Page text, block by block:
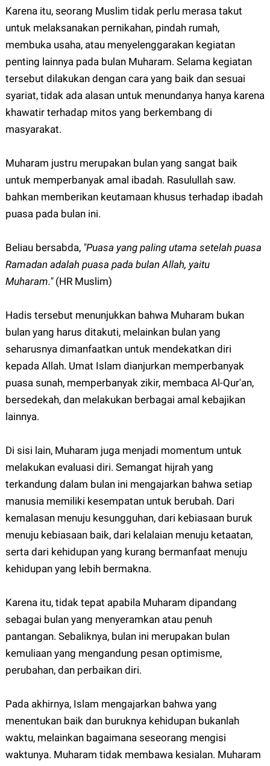
Karena itu, seorang Muslim tidak perlu merasa takut
untuk melaksanakan pernikahan, pindah rumah,
membuka usaha, atau menyelenggarakan kegiatan
penting lainnya pada bulan Muharam. Selama kegiatan
tersebut dilakukan dengan cara yang baik dan sesuai
syariat, tidak ada alasan untuk menundanya hanya karena
khawatir terhadap mitos yang berkembang di
masyarakat.
Muharam justru merupakan bulan yang sangat baik
untuk memperbanyak amal ibadah. Rasulullah saw.
bahkan memberikan keutamaan khusus terhadap ibadah
puasa pada bulan ini.
Beliau bersabda, "Puasa yang paling utama setelah puasa
Ramadan adalah puasa pada bulan Allah, yaitu
Muharam." (HR Muslim)
Hadis tersebut menunjukkan bahwa Muharam bukan
bulan yang harus ditakuti, melainkan bulan yang
seharusnya dimanfaatkan untuk mendekatkan diri
kepada Allah. Umat Islam dianjurkan memperbanyak
puasa sunah, memperbanyak zikir, membaca Al-Qur'an,
bersedekah, dan melakukan berbagai amal kebajikan
lainnya.
Di sisi lain, Muharam juga menjadi momentum untuk
melakukan evaluasi diri. Semangat hijrah yang
terkandung dalam bulan ini mengajarkan bahwa setiap
manusia memiliki kesempatan untuk berubah. Dari
kemalasan menuju kesungguhan, dari kebiasaan buruk
menuju kebiasaan baik, dari kelalaian menuju ketaatan,
serta dari kehidupan yang kurang bermanfaat menuju
kehidupan yang lebih bermakna.
Karena itu, tidak tepat apabila Muharam dipandang
sebagai bulan yang menyeramkan atau penuh
pantangan. Sebaliknya, bulan ini merupakan bulan
kemuliaan yang mengandung pesan optimisme,
perubahan, dan perbaikan diri.
Pada akhirnya, Islam mengajarkan bahwa yang
menentukan baik dan buruknya kehidupan bukanlah
waktu, melainkan bagaimana seseorang mengisi
waktunya. Muharam tidak membawa kesialan. Muharam